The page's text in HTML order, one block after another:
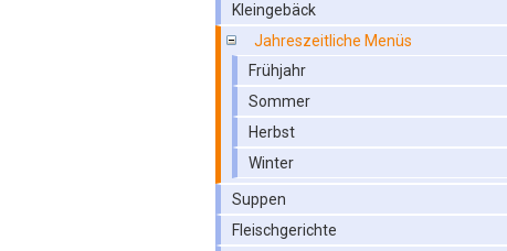
Kleingebäck
Jahreszeitliche Menüs
Frühjahr
Sommer
Herbst
Winter
Suppen
Fleischgerichte